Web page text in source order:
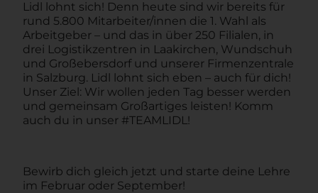
Lidl lohnt sich! Denn heute sind wir bereits für
rund 5.800 Mitarbeiter/innen die 1. Wahl als
Arbeitgeber – und das in über 250 Filialen, in
drei Logistikzentren in Laakirchen, Wundschuh
und Großebersdorf und unserer Firmenzentrale
in Salzburg. Lidl lohnt sich eben – auch für dich!
Unser Ziel: Wir wollen jeden Tag besser werden
und gemeinsam Großartiges leisten! Komm
auch du in unser #TEAMLIDL!
Bewirb dich gleich jetzt und starte deine Lehre
im Februar oder September!